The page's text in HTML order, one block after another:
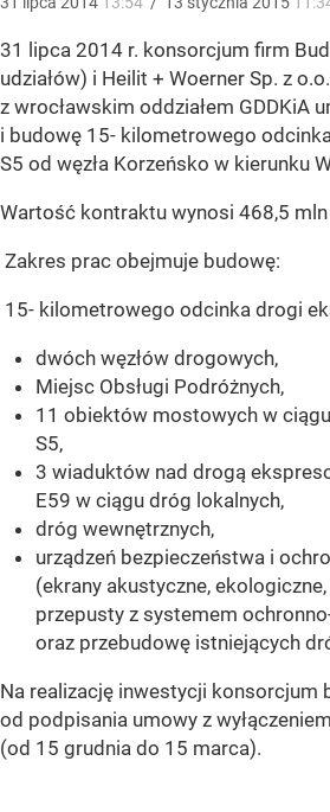
31 lipca 2014 r. konsorcjum firm
udziałów) i Heilit + Woerner Sp. z
z wrocławskim oddziałem GDDKiA
i budowę 15- kilometrowego
S5 od węzła Korzeńsko w kierunku
Wartość kontraktu wynosi 468,5 mln
Zakres prac obejmuje budowę:
15- kilometrowego odcinka drogi
dwóch węzłów drogowych,
Miejsc Obsługi Podróżnych,
11 obiektów mostowych w
S5,
3 wiaduktów nad drogą
E59 w ciągu dróg lokalnych,
dróg wewnętrznych,
urządzeń bezpieczeństwa i
(ekrany akustyczne,
przepusty z systemem
oraz przebudowę istniejących
Na realizację inwestycji konsorcjum
od podpisania umowy z
(od 15 grudnia do 15 marca).